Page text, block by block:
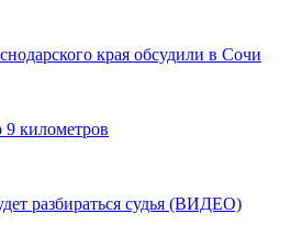
края обсудили в Сочи
километров
разбираться судья (ВИДЕО)